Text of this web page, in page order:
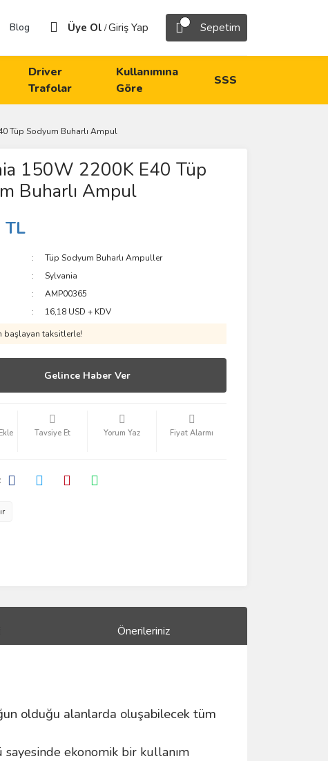
Blog Üye Ol /Giriş Yap Sepetim
Driver
Trafolar
Kullanımına
Göre
SSS
Tüp Sodyum Buharlı Ampul
150W 2200K E40 Tüp
Buharlı Ampul
TL
Tüp Sodyum Buharlı Ampuller
Sylvania
AMP00365
16,18 USD + KDV
başlayan taksitlerle!
Gelince Haber Ver
Tavsiye Et Yorum Yaz Fiyat Alarmı
Önerileriniz
olduğu alanlarda oluşabilecek tüm
ekonomik bir kullanım